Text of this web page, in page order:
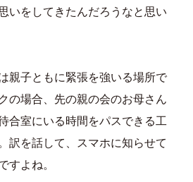
いをしてきたんだろうなと思い
親子ともに緊張を強いる場所で
の場合、先の親の会のお母さん
合室にいる時間をパスできる工
訳を話して、スマホに知らせて
すよね。